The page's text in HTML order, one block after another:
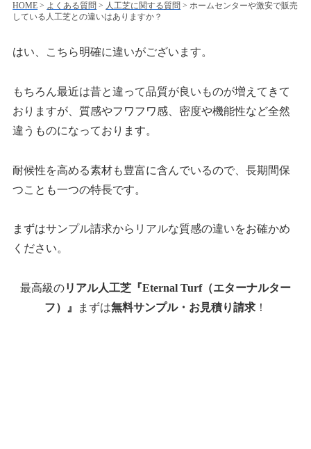
HOME > よくある質問 > 人工芝に関する質問 >ホームセンターや激安で販売
している人工芝との違いはありますか？
はい、こちら明確に違いがございます。
もちろん最近は昔と違って品質が良いものが増えてきて
おりますが、質感やフワフワ感、密度や機能性など全然
違うものになっております。
耐候性を高める素材も豊富に含んでいるので、長期間保
つことも一つの特長です。
まずはサンプル請求からリアルな質感の違いをお確かめ
ください。
最高級のリアル人工芝『Eternal Turf（エターナルター
フ）』
まずは無料サンプル・お見積り請求 ！